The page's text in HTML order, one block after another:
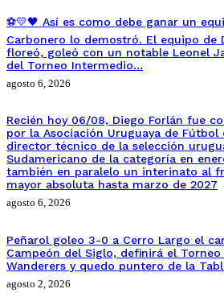
⚽💛🖤 Así es como debe ganar un
Carbonero lo demostró. El equipo de
floreó, goleó con un notable Leonel
del Torneo Intermedio…
agosto 6, 2026
Recién hoy 06/08, Diego Forlán fue
por la Asociación Uruguaya de Fútbol
director técnico de la selección
Sudamericano de la categoría en
también en paralelo un interinato al
mayor absoluta hasta marzo de 2027
agosto 6, 2026
Peñarol goleo 3-0 a Cerro Largo el
Campeón del Siglo, definirá el
Wanderers y quedo puntero de la
agosto 2, 2026